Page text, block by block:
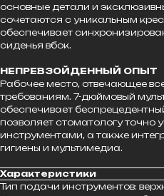
основные детали и
сочетаются с уникальным
обеспечивает
сиденья вбок.
НЕПРЕВЗОЙДЕННЫЙ ОПЫТ
Рабочее место, отвечающее
требованиям. 7-дюймовый
обеспечивает
позволяет стоматологу точно
инструментами, а также
гигиены и мультимедиа.
Характеристики
Тип подачи инструментов: